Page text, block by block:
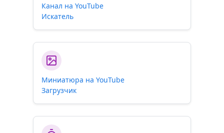
Канал на YouTube
Искатель
Миниатюра на YouTube
Загрузчик